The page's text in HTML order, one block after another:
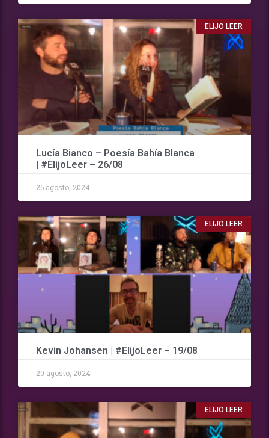
ELIJO LEER
Lucía Bianco – Poesía Bahía Blanca
| #ElijoLeer – 26/08
26 agosto, 2024
ELIJO LEER
Kevin Johansen | #ElijoLeer – 19/08
20 agosto, 2024
ELIJO LEER